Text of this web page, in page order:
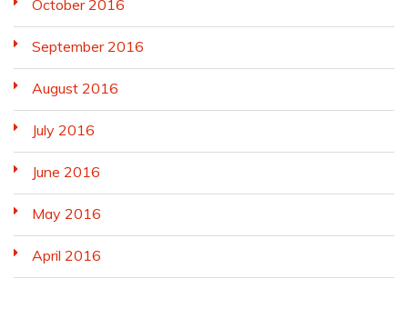
October 2016
September 2016
August 2016
July 2016
June 2016
May 2016
April 2016